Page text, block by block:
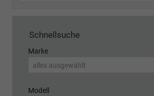
Schnellsuche
Marke
alles ausgewählt
Modell